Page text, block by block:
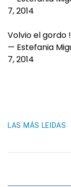
7, 2014
Volvio el gordo !
— Estefania
7, 2014
LAS MÁS LEIDAS